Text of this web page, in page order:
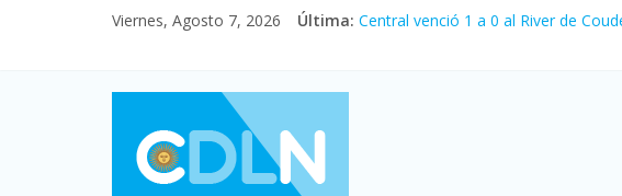
Viernes, Agosto 7, 2026 Última: Central venció 1 a 0 al River de
Vacaciones de invierno con más
Fuerte caída de la venta de autos